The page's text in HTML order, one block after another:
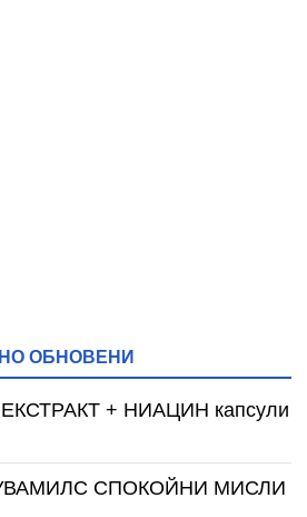
ОБНОВЕНИ
+ НИАЦИН капсули
СПОКОЙНИ МИСЛИ